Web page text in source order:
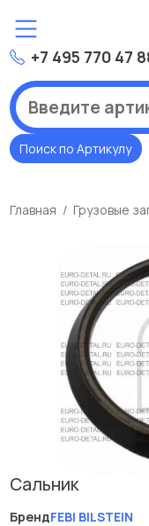
+7 495 770 47
Поиск по Артикулу
Главная Грузовые
Сальник
БрендFEBI BILSTEIN